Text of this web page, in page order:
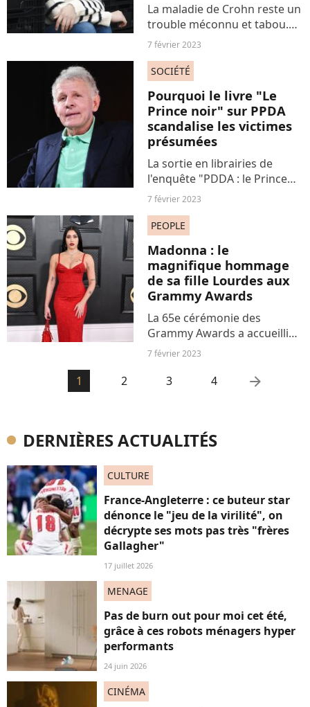
La maladie de Crohn reste un
trouble méconnu et tabou.
Atteinte, la candidate de la
est dans le pré" Perrine a
témoigné sur cette
pathologie handicapante....
7 février 2023
SOCIÉTÉ
Pourquoi le livre "Le
Prince noir" sur PPDA
scandalise les victimes
présumées
La sortie en librairies de
l'enquête "PDDA : le Prince
Noir" fait réagir. Et
victimes présumées de l'ex-
présentateur de JT, accusé de
viols et d'agressions...
7 février 2023
PEOPLE
Madonna : le
magnifique hommage
de sa fille Lourdes aux
Grammy Awards
La 65e cérémonie des
Grammy Awards a accueilli
des artistes du monde entier
dans des tenues toujours
7 février 2023
1 2 3 4 arrow_right
DERNIÈRES ACTUALITÉS
CULTURE
France-Angleterre : ce buteur star
dénonce le "jeu de la virilité", on
décrypte ses mots pas très "frères
Gallagher"
17 juillet 2026
MENAGE
Pas de burn out pour moi cet été,
grâce à ces robots ménagers hyper
performants
24 juin 2026
CINÉMA